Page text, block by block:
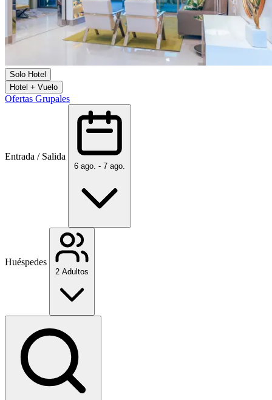
Solo Hotel
Hotel + Vuelo
Ofertas Grupales
Entrada / Salida
6 ago. - 7 ago.
Huéspedes
2 Adultos